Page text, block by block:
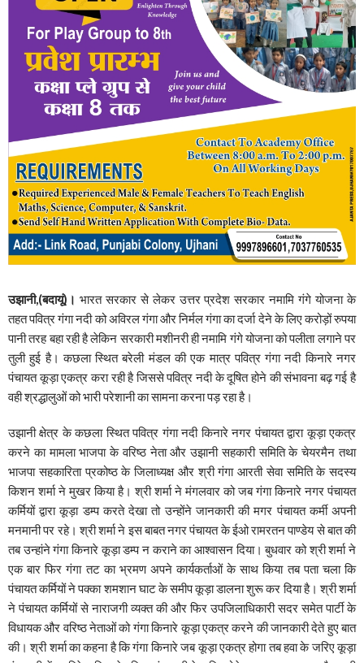
उझानी,(बदायूं)। भारत सरकार से लेकर उत्तर प्रदेश सरकार नमामि गंगे योजना के
तहत पवित्र गंगा नदी को अविरल गंगा और निर्मल गंगा का दर्जा देने के लिए करोड़ों रुपया
पानी तरह बहा रही है लेकिन सरकारी मशीनरी ही नमामि गंगे योजना को पलीता लगाने पर
तुली हुई है। कछला स्थित बरेली मंडल की एक मात्र पवित्र गंगा नदी किनारे नगर
पंचायत कूड़ा एकत्र करा रही है जिससे पवित्र नदी के दूषित होने की संभावना बढ़ गई है
वही श्रद्धालुओं को भारी परेशानी का सामना करना पड़ रहा है।
उझानी क्षेत्र के कछला स्थित पवित्र गंगा नदी किनारे नगर पंचायत द्वारा कूड़ा एकत्र
करने का मामला भाजपा के वरिष्ठ नेता और उझानी सहकारी समिति के चेयरमैन तथा
भाजपा सहकारिता प्रकोष्ठ के जिलाध्यक्ष और श्री गंगा आरती सेवा समिति के सदस्य
किशन शर्मा ने मुखर किया है। श्री शर्मा ने मंगलवार को जब गंगा किनारे नगर पंचायत
कर्मियों द्वारा कूड़ा डम्प करते देखा तो उन्होंने जानकारी की मगर पंचायत कर्मी अपनी
मनमानी पर रहे। श्री शर्मा ने इस बाबत नगर पंचायत के ईओ रामरतन पाण्डेय से बात की
तब उन्हांने गंगा किनारे कूड़ा डम्प न कराने का आश्वासन दिया। बुधवार को श्री शर्मा ने
एक बार फिर गंगा तट का भ्रमण अपने कार्यकर्ताओं के साथ किया तब पता चला कि
पंचायत कर्मियों ने पक्का शमशान घाट के समीप कूड़ा डालना शुरू कर दिया है। श्री शर्मा
ने पंचायत कर्मियों से नाराजगी व्यक्त की और फिर उपजिलाधिकारी सदर समेत पार्टी के
विधायक और वरिष्ठ नेताओं को गंगा किनारे कूड़ा एकत्र करने की जानकारी देते हुए बात
की। श्री शर्मा का कहना है कि गंगा किनारे जब कूड़ा एकत्र होगा तब हवा के जरिए कूड़ा